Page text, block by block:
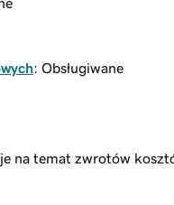
: Obsługiwane
na temat zwrotów